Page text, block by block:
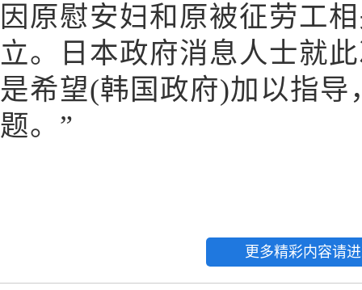
因原慰安妇和原被征劳工
立。日本政府消息人士就
是希望(韩国政府)加以指
题。”
更多精彩内容请